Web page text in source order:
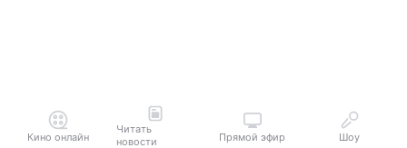
Кино онлайн
Читать
новости
Прямой эфир Шоу